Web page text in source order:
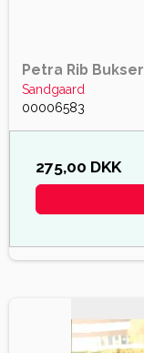
Petra Rib Bukser
Sandgaard
00006583
275,00 DKK